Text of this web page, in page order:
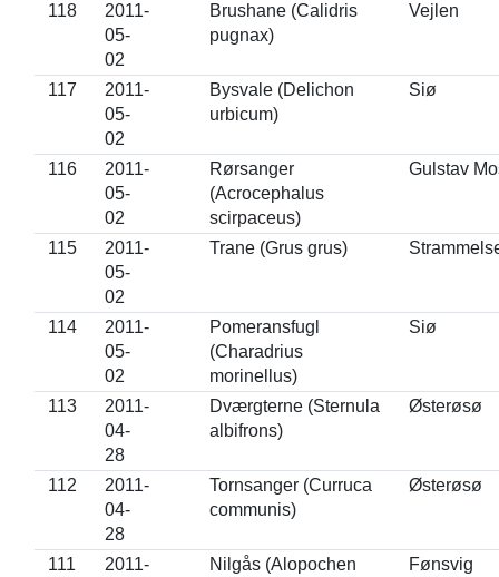
118
2011-
05-
02
Brushane (Calidris
pugnax)
Vejlen
117
2011-
05-
02
Bysvale (Delichon
urbicum)
Siø
116
2011-
05-
02
Rørsanger
(Acrocephalus
scirpaceus)
Gulstav
115
2011-
05-
02
Trane (Grus grus)
114
2011-
05-
02
Pomeransfugl
(Charadrius
morinellus)
Siø
113
2011-
04-
28
Dværgterne (Sternula
albifrons)
Østerøsø
112
2011-
04-
28
Tornsanger (Curruca
communis)
Østerøsø
111 2011- Nilgås (Alopochen Fønsvig